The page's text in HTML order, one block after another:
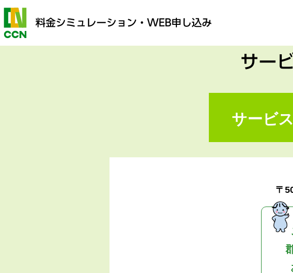
料金シミュレーション ・WEB申し込み
サー
サービ
〒